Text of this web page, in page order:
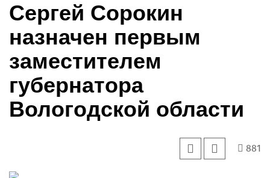
Сергей Сорокин
назначен первым
заместителем
губернатора
Вологодской области
881